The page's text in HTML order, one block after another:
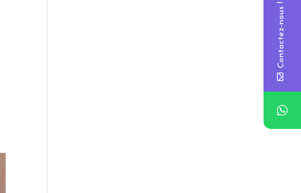
Contactez-nous !